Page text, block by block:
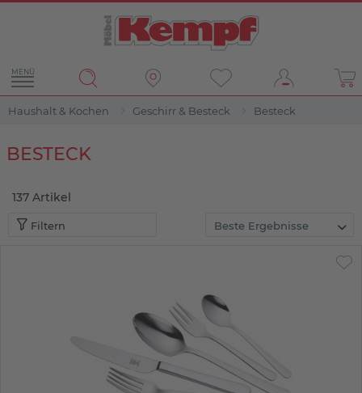
MENÜ
Haushalt & Kochen Geschirr & Besteck Besteck
Filter
BESTECK
137 Artikel
Filtern